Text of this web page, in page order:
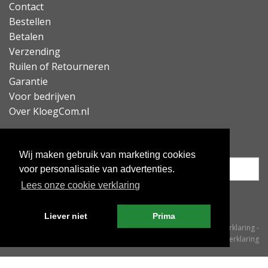
Wij maken gebruik van marketing cookies
voor personalisatie van advertenties.
Lees onze cookie verklaring
Liever niet Prima
Contact
Bestellen
Betalen
Verzending
Ruilen of Retourneren
Garantie
Voor bedrijven
Over KloegCom.nl
Algemene voorwaarden-Cookieverklaring-
Privacyverklaring